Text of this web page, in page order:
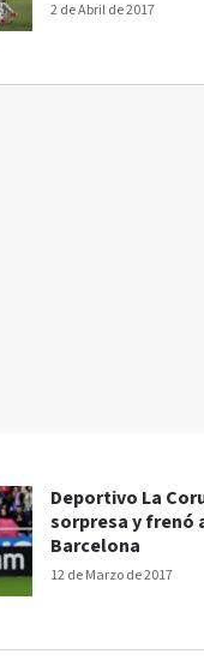
2 de Abril de 2017
12 de Marzo de 2017
Deportivo La
sorpresa y frenó
Barcelona